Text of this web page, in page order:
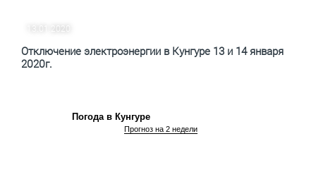
13.01.2020
Отключение электроэнергии в Кунгуре 13 и 14 января
2020г.
Погода в Кунгуре
Прогноз на 2 недели